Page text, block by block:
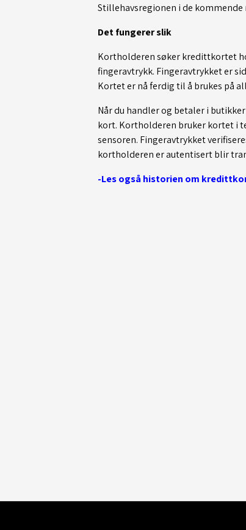
Stillehavsregionen i de kommende
Det fungerer slik
Kortholderen søker kredittkortet
fingeravtrykk. Fingeravtrykket er
Kortet er nå ferdig til å brukes på
Når du handler og betaler i
kort. Kortholderen bruker kortet i
sensoren. Fingeravtrykket
kortholderen er autentisert blir
-Les også historien om